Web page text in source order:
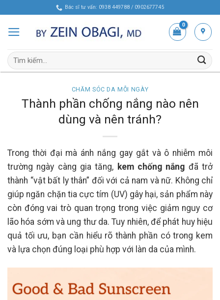
content
Bác sĩ tư vấn: 0938 449788 / 0902677745
Tìm
kiếm:
CHĂM SÓC DA MỖI NGÀY
Thành phần chống nắng nào nên
dùng và nên tránh?
Trong thời đại mà ánh nắng gay gắt và ô nhiễm môi
trường ngày càng gia tăng, kem chống nắng đã trở
thành “vật bất ly thân” đối với cả nam và nữ. Không chỉ
giúp ngăn chặn tia cực tím (UV) gây hại, sản phẩm này
còn đóng vai trò quan trọng trong việc giảm nguy cơ
lão hóa sớm và ung thư da. Tuy nhiên, để phát huy hiệu
quả tối ưu, bạn cần hiểu rõ thành phần có trong kem
và lựa chọn đúng loại phù hợp với làn da của mình.